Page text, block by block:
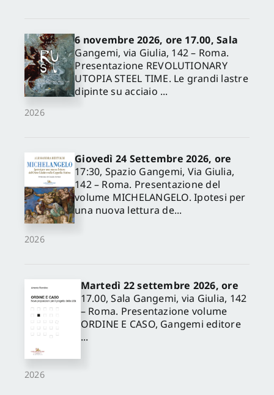
2026
6 novembre 2026, ore 17.00, Sala
Gangemi, via Giulia, 142 – Roma.
Presentazione REVOLUTIONARY
UTOPIA STEEL TIME. Le grandi lastre
dipinte su acciaio ...
2026
Giovedì 24 Settembre 2026, ore
17:30, Spazio Gangemi, Via Giulia,
142 – Roma. Presentazione del
volume MICHELANGELO. Ipotesi per
una nuova lettura de...
2026
Martedì 22 settembre 2026, ore
17.00, Sala Gangemi, via Giulia, 142
– Roma. Presentazione volume
ORDINE E CASO, Gangemi editore
...